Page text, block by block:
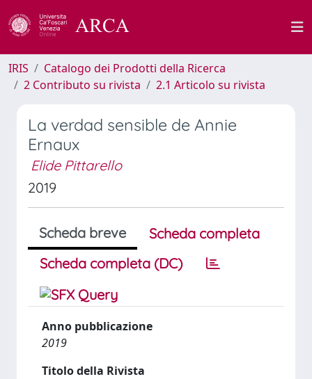
IRIS
Catalogo dei Prodotti della Ricerca
2 Contributo su rivista
2.1 Articolo su rivista
La verdad sensible de Annie
Ernaux
Elide Pittarello
2019
Scheda breve
Scheda completa
Scheda completa (DC)
Anno pubblicazione
2019
Titolo della Rivista